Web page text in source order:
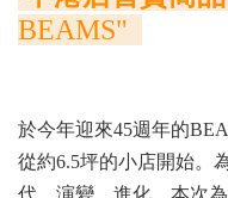
BEAMS"
於今年迎來45週年的
從約6.5坪的小店開始。
代，演變、進化。本次